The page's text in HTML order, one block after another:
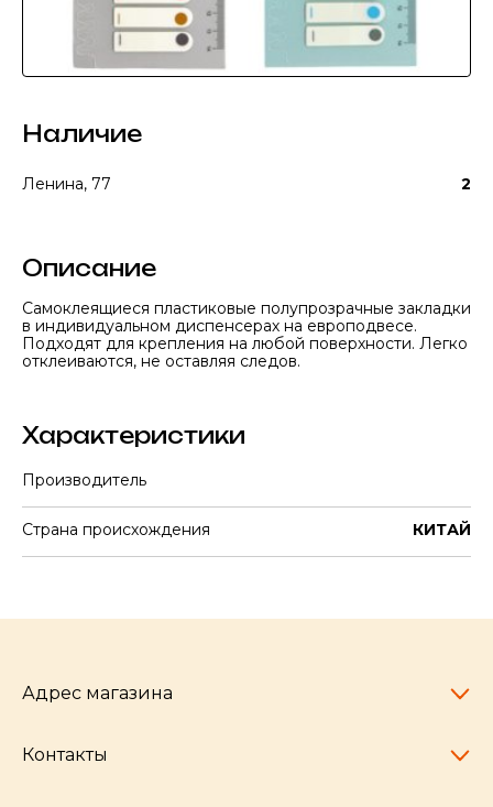
Наличие
Ленина, 77 2
Описание
Самоклеящиеся пластиковые полупрозрачные закладки
в индивидуальном диспенсерах на европодвесе.
Подходят для крепления на любой поверхности. Легко
отклеиваются, не оставляя следов.
Характеристики
Производитель
Страна происхождения КИТАЙ
Адрес магазина
Челябинск,
Контакты